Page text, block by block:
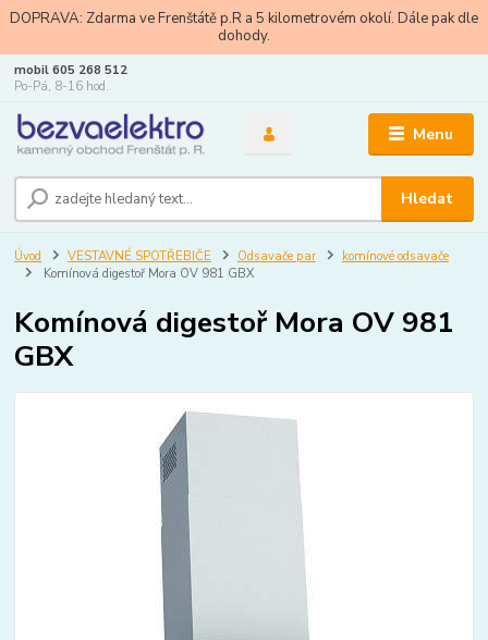
DOPRAVA: Zdarma ve Frenštátě p.R a 5 kilometrovém okolí. Dále pak dle
dohody.
Menu
Hledat
mobil 605 268 512
Po-Pá, 8-16 hod.
Úvod VESTAVNÉ SPOTŘEBIČE Odsavače par
komínové odsavače
Komínová digestoř Mora OV 981 GBX
Komínová digestoř Mora OV 981
GBX